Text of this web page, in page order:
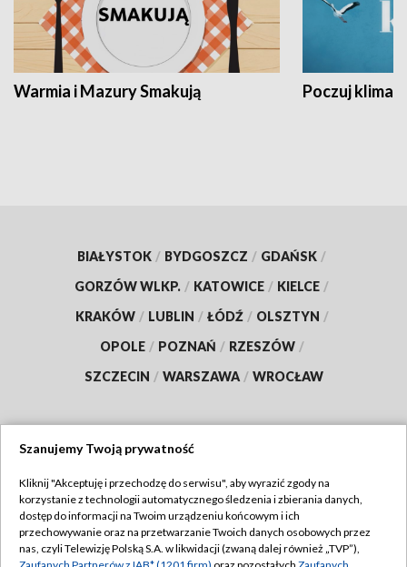
Warmia i Mazury Smakują Poczuj klimat
BIAŁYSTOK / BYDGOSZCZ / GDAŃSK /
GORZÓW WLKP. / KATOWICE / KIELCE /
KRAKÓW / LUBLIN / ŁÓDŹ / OLSZTYN /
OPOLE / POZNAŃ / RZESZÓW /
SZCZECIN / WARSZAWA / WROCŁAW
TVP
Abonament TVP
Emisja w TVP
Regulamin TVP
Szanujemy Twoją prywatność
Kliknij "Akceptuję i przechodzę do serwisu", aby wyrazić zgody na
korzystanie z technologii automatycznego śledzenia i zbierania danych,
dostęp do informacji na Twoim urządzeniu końcowym i ich
przechowywanie oraz na przetwarzanie Twoich danych osobowych przez
nas, czyli Telewizję Polską S.A. w likwidacji (zwaną dalej również „TVP”),